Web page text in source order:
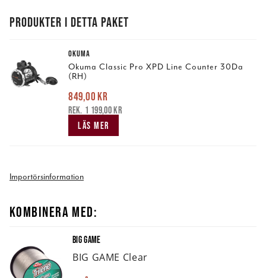
PRODUKTER I DETTA PAKET
OKUMA
Okuma Classic Pro XPD Line Counter 30Da
(RH)
Nuvarande pris
1 199,00 kr
849,00 kr
1 199,00 kr
LÄS MER
Importörsinformation
KOMBINERA MED:
BIG GAME
BIG GAME Clear